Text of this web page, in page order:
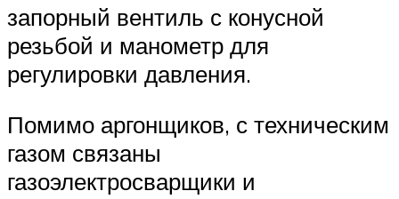
запорный вентиль с конусной
резьбой и манометр для
регулировки давления.
Помимо аргонщиков, с техническим
газом связаны
газоэлектросварщики и